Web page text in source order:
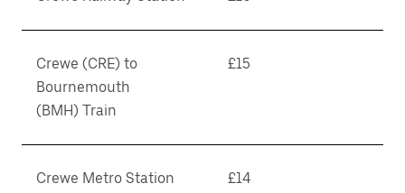
Crewe (CRE) to
Bournemouth
(BMH) Train
£15
Crewe Metro Station £14